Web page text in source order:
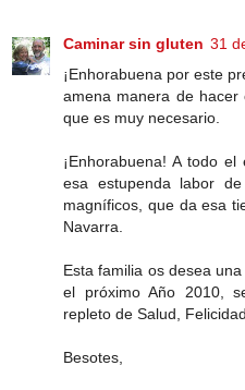
Caminar sin gluten 31
¡Enhorabuena por este
amena manera de
que es muy necesario.
¡Enhorabuena! A todo
esa estupenda labor
magníficos, que da esa
Navarra.
Esta familia os desea
el próximo Año 2010,
repleto de Salud,
Besotes,